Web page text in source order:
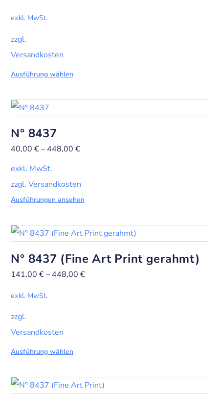
exkl. MwSt.
zzgl.
Versandkosten
Ausführung wählen
N° 8437
40,00€– 448,00€
exkl. MwSt.
zzgl. Versandkosten
Ausführungen ansehen
N° 8437 (Fine Art Print gerahmt)
141,00€– 448,00€
exkl. MwSt.
zzgl.
Versandkosten
Ausführung wählen